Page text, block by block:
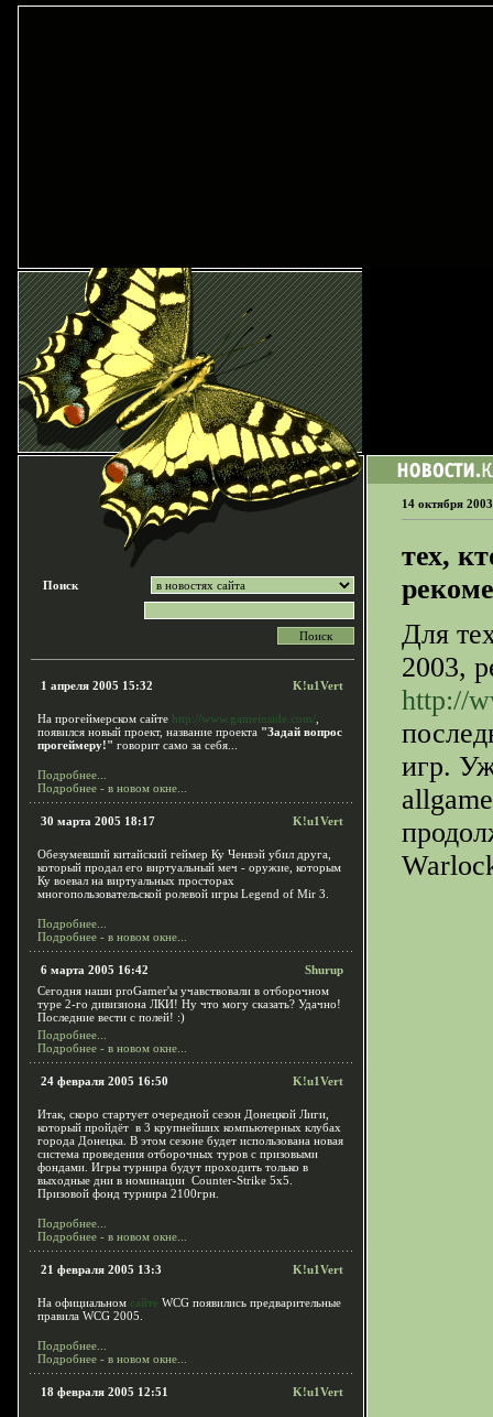
Поиск
1 апреля 2005 15:32 K!u1Vert
На прогеймерском сайте http://www.gameinside.com/
появился новый проект, название проекта "Задай вопрос
прогеймеру!" говорит само за себя...
Подробнее...
Подробнее - в новом окне...
30 марта 2005 18:17 K!u1Vert
Обезумевший китайский геймер Ку Ченвэй убил друга,
который продал его виртуальный меч - оружие, которым
Ку воевал на виртуальных просторах
многопользовательской ролевой игры Legend of Mir 3.
Подробнее...
Подробнее - в новом окне...
6 марта 2005 16:42
Shurup
Сегодня наши proGamer'ы учавствовали в отборочном
туре 2-го дивизиона ЛКИ! Ну что могу сказать? Удачно!
Последние вести с полей! :)
Подробнее...
Подробнее - в новом окне...
24 февраля 2005 16:50 K!u1Vert
Итак, скоро стартует очередной сезон Донецкой Лиги,
который пройдёт в 3 крупнейших компьютерных клубах
города Донецка. В этом сезоне будет использована новая
система проведения отборочных туров с призовыми
фондами. Игры турнира будут проходить только в
выходные дни в номинации Counter-Strike 5х5.
Призовой фонд турнира 2100грн.
Подробнее...
Подробнее - в новом окне...
21 февраля 2005 13:3 K!u1Vert
На официальном сайте WCG появились предварительные
правила WCG 2005.
Подробнее...
Подробнее - в новом окне...
18 февраля 2005 12:51 K!u1Vert
14 октября 2003
тех,
Для
2003,
http://
игр.